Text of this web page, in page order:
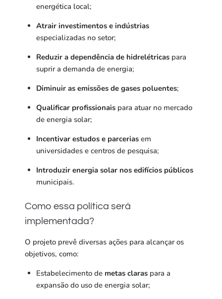
energética local;
Atrair investimentos e indústrias
especializadas no setor;
Reduzir a dependência de hidrelétricaspara
suprir a demanda de energia;
Diminuir as emissões de gases poluentes;
Qualificar profissionaispara atuar no mercado
de energia solar;
Incentivar estudos e parceriasem
universidades e centros de pesquisa;
Introduzir energia solar nos edifícios públicos
municipais.
Como essa política será
implementada?
O projeto prevê diversas ações para alcançar os
objetivos, como:
Estabelecimento de metas claraspara a
expansão do uso de energia solar;